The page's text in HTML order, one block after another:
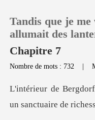
Recharger
Tandis que je
allumait des
Chapitre 7
Nombre de mots : 732 |